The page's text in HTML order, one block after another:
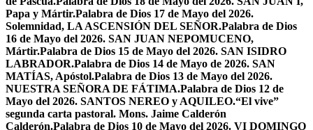
Papa y Mártir.Palabra de Dios 17 de Mayo del 2026.
Solemnidad, LA ASCENSIÓN DEL SEÑOR.Palabra de Dios
16 de Mayo del 2026. SAN JUAN NEPOMUCENO,
Mártir.Palabra de Dios 15 de Mayo del 2026. SAN ISIDRO
LABRADOR.Palabra de Dios 14 de Mayo de 2026. SAN
MATÍAS, Apóstol.Palabra de Dios 13 de Mayo del 2026.
NUESTRA SEÑORA DE FÁTIMA.Palabra de Dios 12 de
Mayo del 2026. SANTOS NEREO y AQUILEO.“El vive”
segunda carta pastoral. Mons. Jaime Calderón
Calderón.Palabra de Dios 10 de Mayo del 2026. VI DOMINGO